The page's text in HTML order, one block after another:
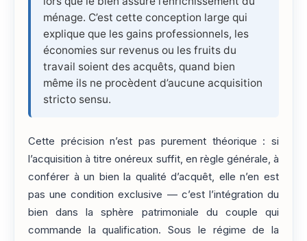
ménage. C’est cette conception large qui
explique que les gains professionnels, les
économies sur revenus ou les fruits du
travail soient des acquêts, quand bien
même ils ne procèdent d’aucune acquisition
stricto sensu.
Cette précision n’est pas purement théorique : si
l’acquisition à titre onéreux suffit, en règle générale, à
conférer à un bien la qualité d’acquêt, elle n’en est
pas une condition exclusive — c’est l’intégration du
bien dans la sphère patrimoniale du couple qui
commande la qualification. Sous le régime de la